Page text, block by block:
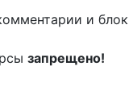
и
запрещено!